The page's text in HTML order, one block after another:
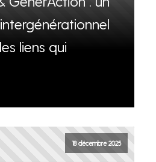
liens qui
18 décembre 2025